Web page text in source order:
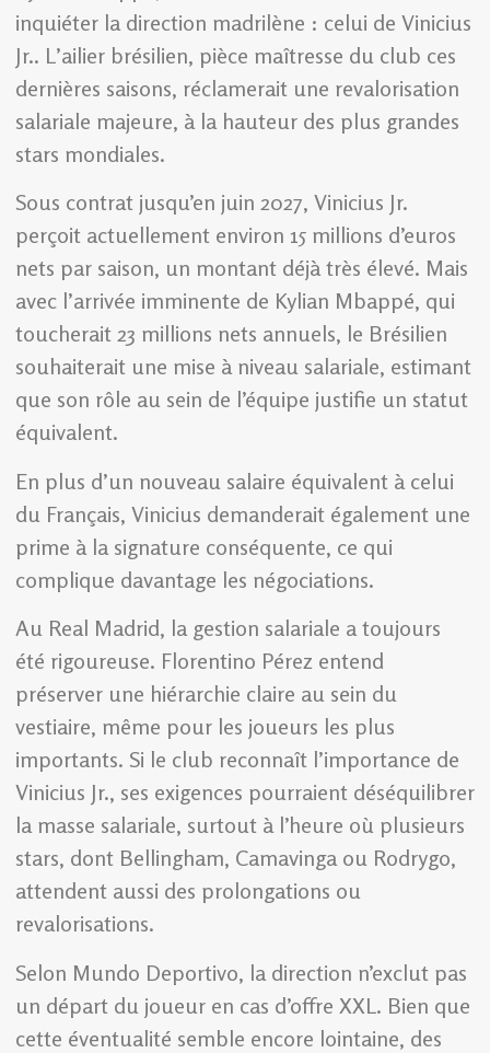
inquiéter la direction madrilène : celui de Vinicius
Jr.. L’ailier brésilien, pièce maîtresse du club ces
dernières saisons, réclamerait une revalorisation
salariale majeure, à la hauteur des plus grandes
stars mondiales.
Sous contrat jusqu’en juin 2027, Vinicius Jr.
perçoit actuellement environ 15 millions d’euros
nets par saison, un montant déjà très élevé. Mais
avec l’arrivée imminente de Kylian Mbappé, qui
toucherait 23 millions nets annuels, le Brésilien
souhaiterait une mise à niveau salariale, estimant
que son rôle au sein de l’équipe justifie un statut
équivalent.
En plus d’un nouveau salaire équivalent à celui
du Français, Vinicius demanderait également une
prime à la signature conséquente, ce qui
complique davantage les négociations.
Au Real Madrid, la gestion salariale a toujours
été rigoureuse. Florentino Pérez entend
préserver une hiérarchie claire au sein du
vestiaire, même pour les joueurs les plus
importants. Si le club reconnaît l’importance de
Vinicius Jr., ses exigences pourraient déséquilibrer
la masse salariale, surtout à l’heure où plusieurs
stars, dont Bellingham, Camavinga ou Rodrygo,
attendent aussi des prolongations ou
revalorisations.
Selon Mundo Deportivo, la direction n’exclut pas
un départ du joueur en cas d’offre XXL. Bien que
cette éventualité semble encore lointaine, des